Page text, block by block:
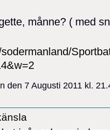
månne? ( med
den 7 Augusti 2011 kl.